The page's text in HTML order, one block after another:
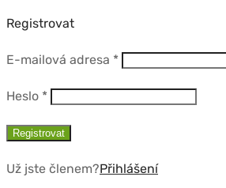
Registrovat
E-mailová adresa *Povinné
Heslo *Povinné
Registrovat
Už jste členem?Přihlášení